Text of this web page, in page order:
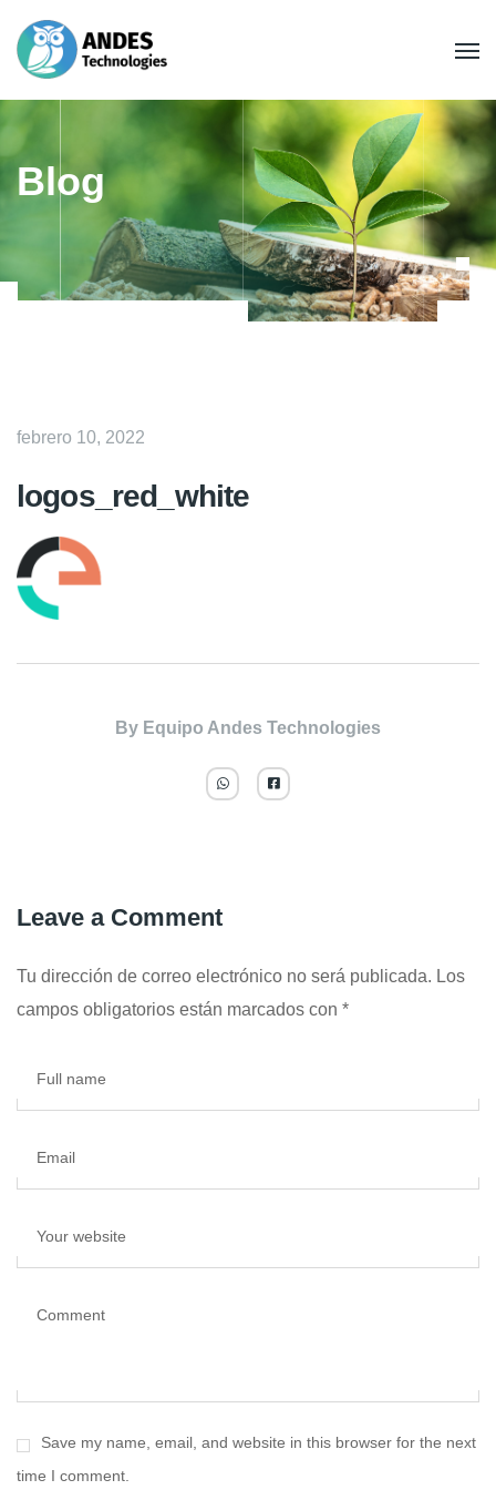
Blog
febrero 10, 2022
logos_red_white
By Equipo Andes Technologies
Leave a Comment
Tu dirección de correo electrónico no será publicada. Los
campos obligatorios están marcados con *
Full name
Email
Your website
Comment
Save my name, email, and website in this browser for the next
time I comment.